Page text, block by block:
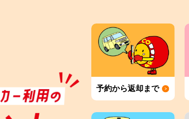
予約から返却まで